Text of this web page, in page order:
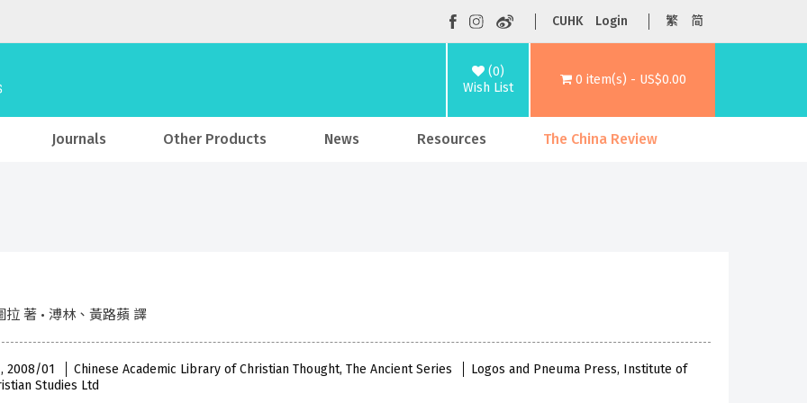
CUHK Login 繁 简
(0)
Wish List
0 item(s) - US$0.00
Journals Other Products News Resources The China Review
拉 著 • 溥林、黃路蘋 譯
2008/01 Chinese Academic Library of Christian Thought, The Ancient Series
Logos and Pneuma Press, Institute of
Studies Ltd